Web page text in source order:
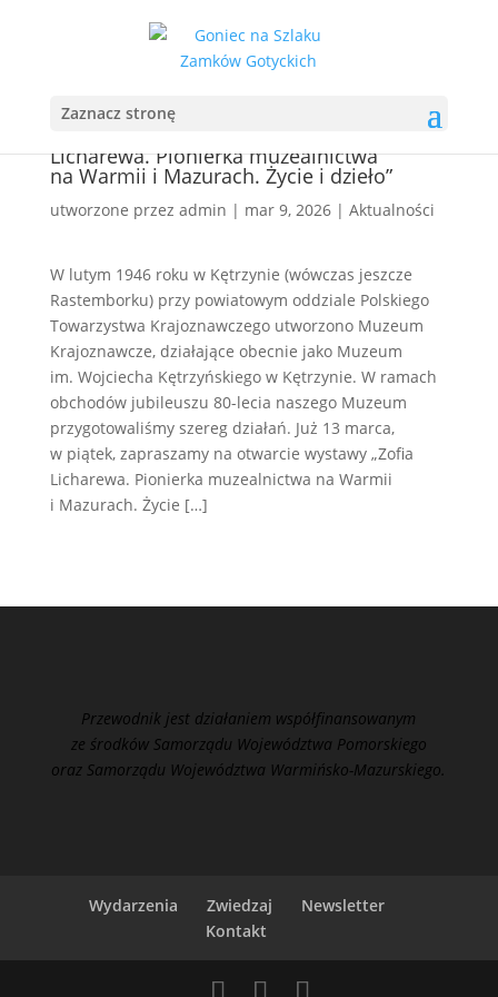
Zaznacz stronę
Licharewa. Pionierka muzealnictwa
na Warmii i Mazurach. Życie i dzieło”
utworzone przez admin | mar 9, 2026| Aktualności
W lutym 1946 roku w Kętrzynie (wówczas jeszcze
Rastemborku) przy powiatowym oddziale Polskiego
Towarzystwa Krajoznawczego utworzono Muzeum
Krajoznawcze, działające obecnie jako Muzeum
im. Wojciecha Kętrzyńskiego w Kętrzynie. W ramach
obchodów jubileuszu 80-lecia naszego Muzeum
przygotowaliśmy szereg działań. Już 13 marca,
w piątek, zapraszamy na otwarcie wystawy „Zofia
Licharewa. Pionierka muzealnictwa na Warmii
i Mazurach. Życie […]
Przewodnik jest działaniem współfinansowanym
ze środków Samorządu Województwa Pomorskiego
oraz Samorządu Województwa Warmińsko-Mazurskiego.
Wydarzenia Zwiedzaj
Newsletter
Kontakt